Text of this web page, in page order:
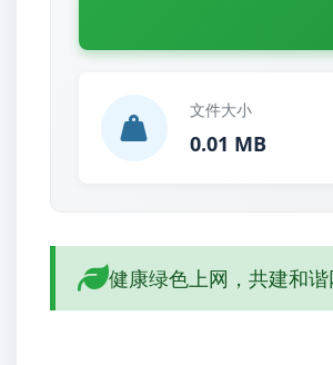
文件大小
0.01 MB
健康绿色上网，共建和